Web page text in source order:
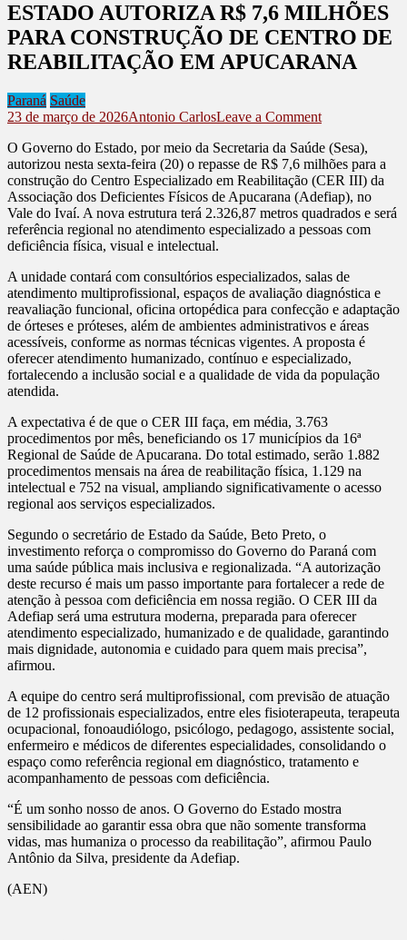
ESTADO AUTORIZA R$ 7,6 MILHÕES
PARA CONSTRUÇÃO DE CENTRO DE
REABILITAÇÃO EM APUCARANA
Paraná Saúde
23 de março de 2026Antonio CarlosLeave a Commenton
AUTORIZA
R$
7,6
MILHÕES
PARA
DE
EM
O Governo do Estado, por meio da Secretaria da Saúde (Sesa),
autorizou nesta sexta-feira (20) o repasse de R$ 7,6 milhões para a
construção do Centro Especializado em Reabilitação (CER III) da
Associação dos Deficientes Físicos de Apucarana (Adefiap), no
Vale do Ivaí. A nova estrutura terá 2.326,87 metros quadrados e será
referência regional no atendimento especializado a pessoas com
deficiência física, visual e intelectual.
A unidade contará com consultórios especializados, salas de
atendimento multiprofissional, espaços de avaliação diagnóstica e
reavaliação funcional, oficina ortopédica para confecção e adaptação
de órteses e próteses, além de ambientes administrativos e áreas
acessíveis, conforme as normas técnicas vigentes. A proposta é
oferecer atendimento humanizado, contínuo e especializado,
fortalecendo a inclusão social e a qualidade de vida da população
atendida.
A expectativa é de que o CER III faça, em média, 3.763
procedimentos por mês, beneficiando os 17 municípios da 16ª
Regional de Saúde de Apucarana. Do total estimado, serão 1.882
procedimentos mensais na área de reabilitação física, 1.129 na
intelectual e 752 na visual, ampliando significativamente o acesso
regional aos serviços especializados.
Segundo o secretário de Estado da Saúde, Beto Preto, o
investimento reforça o compromisso do Governo do Paraná com
uma saúde pública mais inclusiva e regionalizada. “A autorização
deste recurso é mais um passo importante para fortalecer a rede de
atenção à pessoa com deficiência em nossa região. O CER III da
Adefiap será uma estrutura moderna, preparada para oferecer
atendimento especializado, humanizado e de qualidade, garantindo
mais dignidade, autonomia e cuidado para quem mais precisa”,
afirmou.
A equipe do centro será multiprofissional, com previsão de atuação
de 12 profissionais especializados, entre eles fisioterapeuta, terapeuta
ocupacional, fonoaudiólogo, psicólogo, pedagogo, assistente social,
enfermeiro e médicos de diferentes especialidades, consolidando o
espaço como referência regional em diagnóstico, tratamento e
acompanhamento de pessoas com deficiência.
“É um sonho nosso de anos. O Governo do Estado mostra
sensibilidade ao garantir essa obra que não somente transforma
vidas, mas humaniza o processo da reabilitação”, afirmou Paulo
Antônio da Silva, presidente da Adefiap.
(AEN)